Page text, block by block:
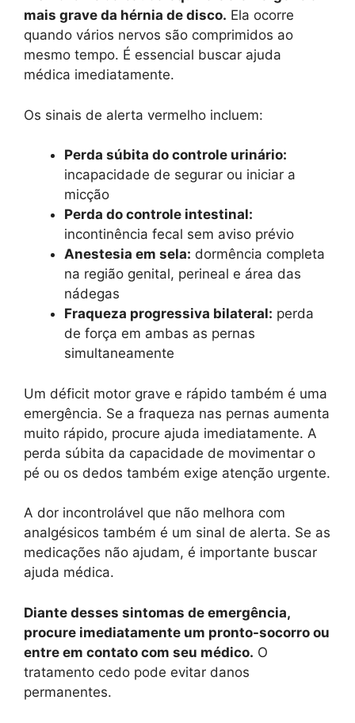
mais grave da hérnia de disco. Ela ocorre
quando vários nervos são comprimidos ao
mesmo tempo. É essencial buscar ajuda
médica imediatamente.
Os sinais de alerta vermelho incluem:
Perda súbita do controle urinário:
incapacidade de segurar ou iniciar a
micção
Perda do controle intestinal:
incontinência fecal sem aviso prévio
Anestesia em sela: dormência completa
na região genital, perineal e área das
nádegas
Fraqueza progressiva bilateral: perda
de força em ambas as pernas
simultaneamente
Um déficit motor grave e rápido também é uma
emergência. Se a fraqueza nas pernas aumenta
muito rápido, procure ajuda imediatamente. A
perda súbita da capacidade de movimentar o
pé ou os dedos também exige atenção urgente.
A dor incontrolável que não melhora com
analgésicos também é um sinal de alerta. Se as
medicações não ajudam, é importante buscar
ajuda médica.
Diante desses sintomas de emergência,
procure imediatamente um pronto-socorro ou
entre em contato com seu médico. O
tratamento cedo pode evitar danos
permanentes.